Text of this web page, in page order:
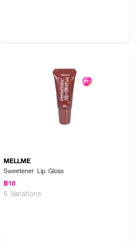
MELLME
Sweetener Lip Gloss
฿18
6 Variations